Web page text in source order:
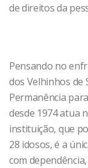
de direitos da
Pensando no
dos Velhinhos de
Permanência
desde 1974 atua
instituição, que
28 idosos, é a
com